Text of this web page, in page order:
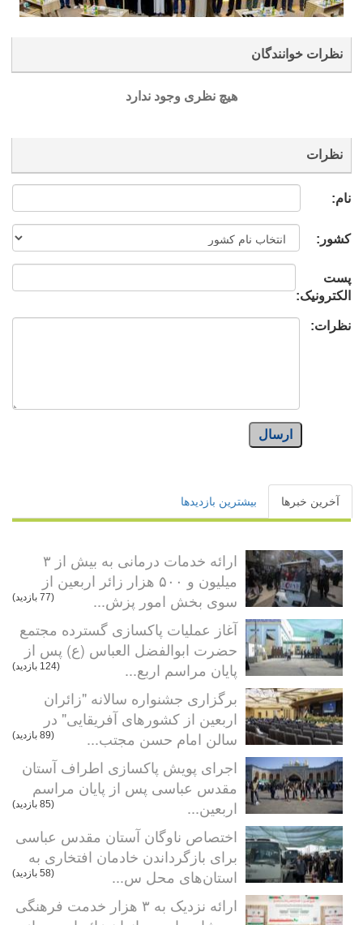
نظرات خوانندگان
هیچ نظری وجود ندارد
نظرات
نام:
کشور:
پست
الکترونیک:
نظرات:
ارسال
آخرین خبرها بیشترین بازدیدها
ارائه خدمات درمانی به بیش از ۳
میلیون و ۵۰۰ هزار زائر اربعین از
سوی بخش امور پزش...
(77 بازدید)
آغاز عملیات پاکسازی گسترده مجتمع
حضرت ابوالفضل العباس (ع) پس از
پایان مراسم اربع...
(124 بازدید)
برگزاری جشنواره سالانه "زائران
اربعین از کشورهای آفریقایی" در
سالن امام حسن مجتب...
(89 بازدید)
اجرای پویش پاکسازی اطراف آستان
مقدس عباسی پس از پایان مراسم
اربعین...
(85 بازدید)
اختصاص ناوگان آستان مقدس عباسی
برای بازگرداندن خادمان افتخاری به
استان‌های محل س...
(58 بازدید)
ارائه نزدیک به ۳ هزار خدمت فرهنگی